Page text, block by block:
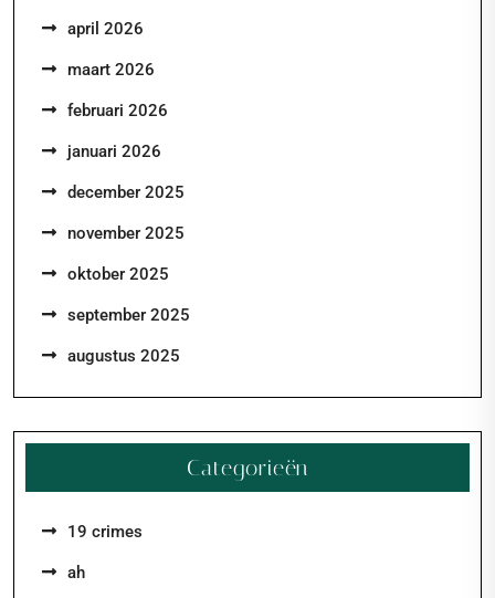
april 2026
maart 2026
februari 2026
januari 2026
december 2025
november 2025
oktober 2025
september 2025
augustus 2025
Categorieën
19 crimes
ah